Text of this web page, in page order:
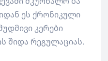
ეს ქრონიკული
კერები
შიდა რეგულაციას.